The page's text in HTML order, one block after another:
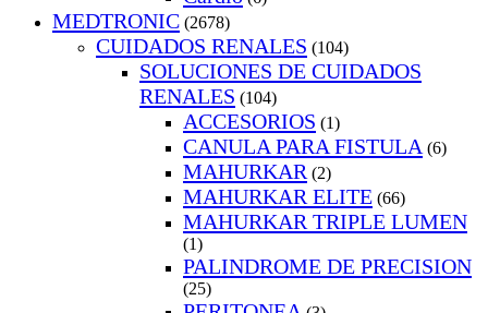
MEDTRONIC (2678)
CUIDADOS RENALES (104)
SOLUCIONES DE CUIDADOS
RENALES (104)
ACCESORIOS (1)
CANULA PARA FISTULA (6)
MAHURKAR (2)
MAHURKAR ELITE (66)
MAHURKAR TRIPLE LUMEN
(1)
PALINDROME DE PRECISION
(25)